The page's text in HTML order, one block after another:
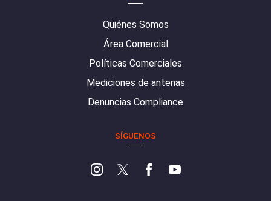
Quiénes Somos
Área Comercial
Políticas Comerciales
Mediciones de antenas
Denuncias Compliance
SÍGUENOS